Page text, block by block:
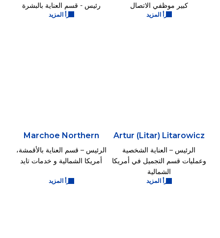
كبير موظفي الاتصال
اقرأ المزيد
رئيس - قسم العناية بالبشرة
اقرأ المزيد
Artur (Litar) Litarowicz
الرئيس – العناية الشخصية
وعمليات قسم التجميل في أمريكا
الشمالية
اقرأ المزيد
Marchoe Northern
الرئيس – قسم العناية بالأقمشة،
أمريكا الشمالية و خدمات تايد
اقرأ المزيد